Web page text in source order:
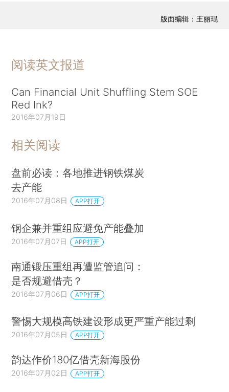
版面编辑：王丽琨
阅读英文报道
Can Financial Unit Shuffling Stem SOE
Red Ink?
2016年07月19日
相关阅读
盘前必读：各地推进钢铁煤炭
去产能
2016年07月08日 APP打开
钢企兼并重组应避免产能叠加
2016年07月07日 APP打开
南通锻压重组再遭监管追问：
是否规避借壳？
2016年07月06日 APP打开
警惕大规模高铁建设形成更严重产能过剩
2016年07月05日 APP打开
韵达作价180亿借壳新海股份
2016年07月02日 APP打开